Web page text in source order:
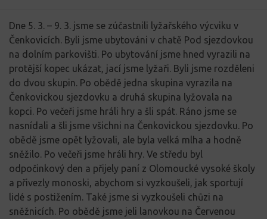
Dne 5. 3. – 9. 3. jsme se zúčastnili lyžařského výcviku v
Čenkovicích. Byli jsme ubytováni v chatě Pod sjezdovkou
na dolním parkovišti. Po ubytování jsme hned vyrazili na
protější kopec ukázat, jací jsme lyžaři. Byli jsme rozděleni
do dvou skupin. Po obědě jedna skupina vyrazila na
Čenkovickou sjezdovku a druhá skupina lyžovala na
kopci. Po večeři jsme hráli hry a šli spát. Ráno jsme se
nasnídali a šli jsme všichni na Čenkovickou sjezdovku. Po
obědě jsme opět lyžovali, ale byla velká mlha a hodně
sněžilo. Po večeři jsme hráli hry. Ve středu byl
odpočinkový den a přijely paní z Olomoucké vysoké školy
a přivezly monoski, abychom si vyzkoušeli, jak sportují
lidé s postižením. Také jsme si vyzkoušeli chůzi na
sněžnicích. Po obědě jsme jeli lanovkou na Červenou